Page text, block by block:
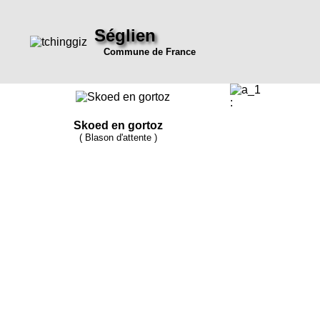
Séglien
Commune de France
Skoed en gortoz
( Blason d'attente )
: